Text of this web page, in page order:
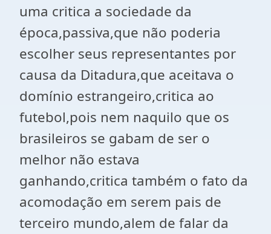
uma critica a sociedade da
época,passiva,que não poderia
escolher seus representantes por
causa da Ditadura,que aceitava o
domínio estrangeiro,critica ao
futebol,pois nem naquilo que os
brasileiros se gabam de ser o
melhor não estava
ganhando,critica também o fato da
acomodação em serem pais de
terceiro mundo,alem de falar da